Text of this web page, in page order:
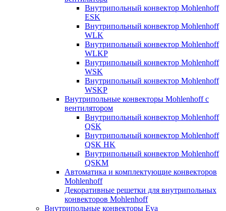
Внутрипольный конвектор Mohlenhoff
ESK
Внутрипольный конвектор Mohlenhoff
WLK
Внутрипольный конвектор Mohlenhoff
WLKP
Внутрипольный конвектор Mohlenhoff
WSK
Внутрипольный конвектор Mohlenhoff
WSKP
Внутрипольные конвекторы Mohlenhoff с
вентилятором
Внутрипольный конвектор Mohlenhoff
QSK
Внутрипольный конвектор Mohlenhoff
QSK HK
Внутрипольный конвектор Mohlenhoff
QSKM
Автоматика и комплектующие конвекторов
Mohlenhoff
Декоративные решетки для внутрипольных
конвекторов Mohlenhoff
Внутрипольные конвекторы Eva